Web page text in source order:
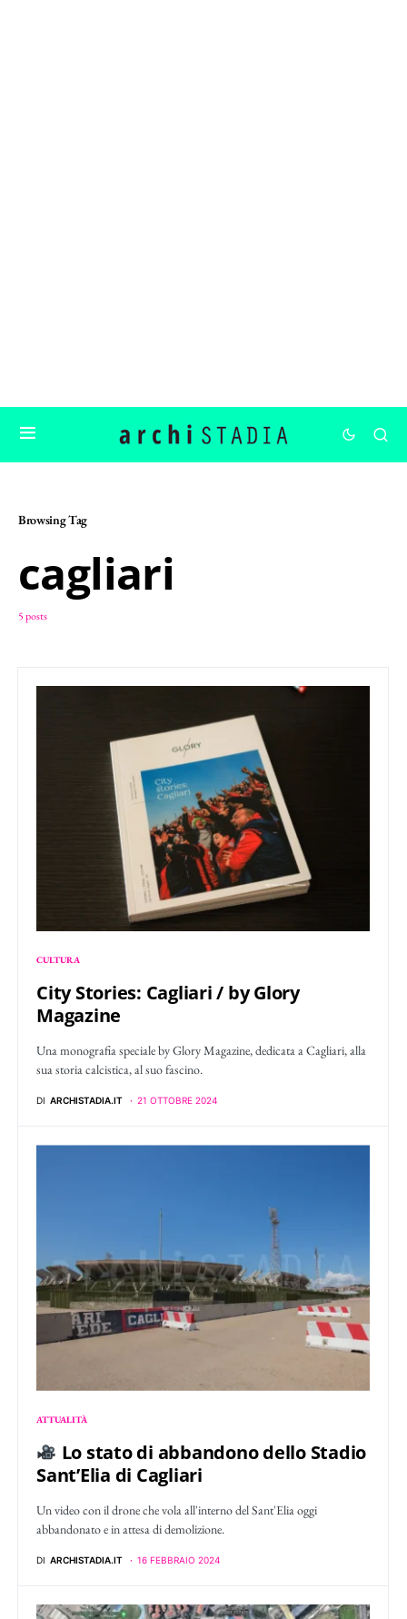
Browsing Tag
cagliari
5 posts
CULTURA
City Stories: Cagliari / by Glory
Magazine
Una monografia speciale by Glory Magazine, dedicata a Cagliari, alla
sua storia calcistica, al suo fascino.
DI ARCHISTADIA.IT 21 OTTOBRE 2024
ATTUALITÀ
Lo stato di abbandono dello Stadio
Sant’Elia di Cagliari
Un video con il drone che vola all'interno del Sant'Elia oggi
abbandonato e in attesa di demolizione.
DI ARCHISTADIA.IT 16 FEBBRAIO 2024